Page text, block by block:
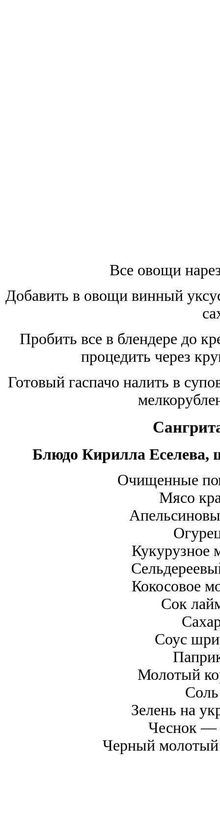
Все овощи
Добавить в овощи винный
Пробить все в блендере до
процедить через
Готовый гаспачо налить в
Блюдо Кирилла Еселева,
Очищенные
Мясо
Кукурузное
Кокосовое
Сок
Соус
Молотый
Зелень на
Чеснок —
Черный